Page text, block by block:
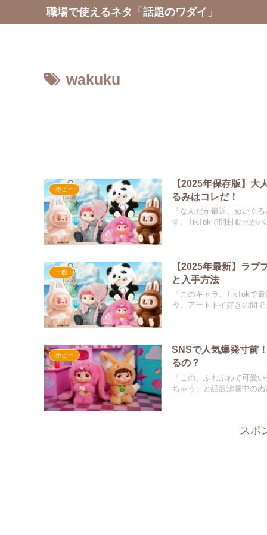
職場で使えるネタ「話題のワダイ」
wakuku
ホビー
【2025年保存版】
るみはコレだ！
「なんだか最近、ぬいぐ
す。TikTokで開封動画が
一般
【2025年最新】ラ
と入手方法
「このキャラ、TikTokで
今、アートトイ好きの間で
ホビー
SNSで人気爆発寸前
るの？
「この、ふわふわで可愛
ちゃう」と話題沸騰中の
スポ